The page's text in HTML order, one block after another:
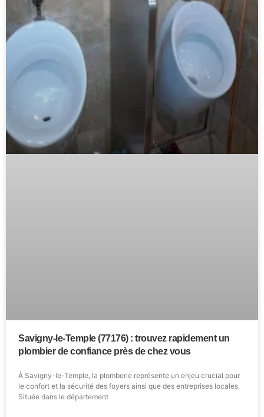
Savigny-le-Temple (77176) : trouvez rapidement un
plombier de confiance près de chez vous
À Savigny-le-Temple, la plomberie représente un enjeu crucial pour
le confort et la sécurité des foyers ainsi que des entreprises locales.
Située dans le département